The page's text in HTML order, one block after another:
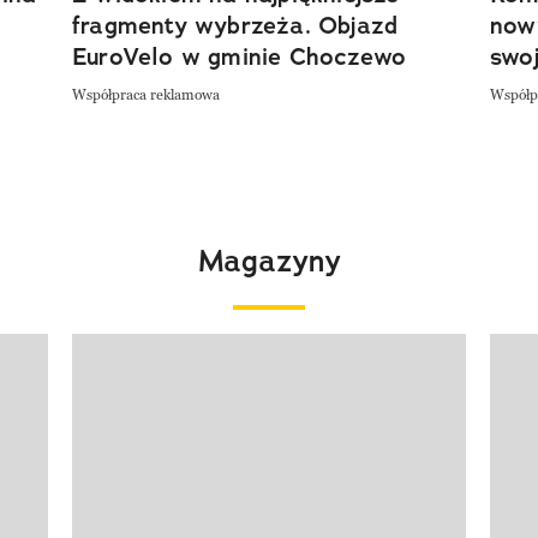
fragmenty wybrzeża. Objazd
EuroVelo w gminie Choczewo
Współpraca reklamowa
Magazyny